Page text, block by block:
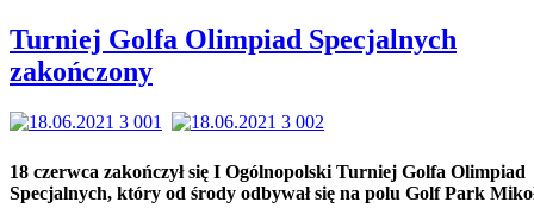
Turniej Golfa Olimpiad Specjalnych
zakończony
18 czerwca zakończył się I Ogólnopolski Turniej Golfa Olimpiad
Specjalnych, który od środy odbywał się na polu Golf Park